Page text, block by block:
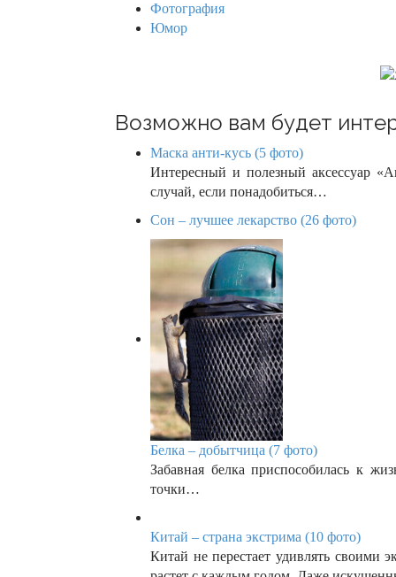
o
Фотография
Юмор
Возможно вам будет
Маска анти-кусь (5 фото)
Интересный и полезный аксессуар
случай, если понадобиться…
Сон – лучшее лекарство (26 фото)
Белка – добытчица (7 фото)
Забавная белка приспособилась к
точки…
Китай – страна экстрима (10 фото)
Китай не перестает удивлять своими